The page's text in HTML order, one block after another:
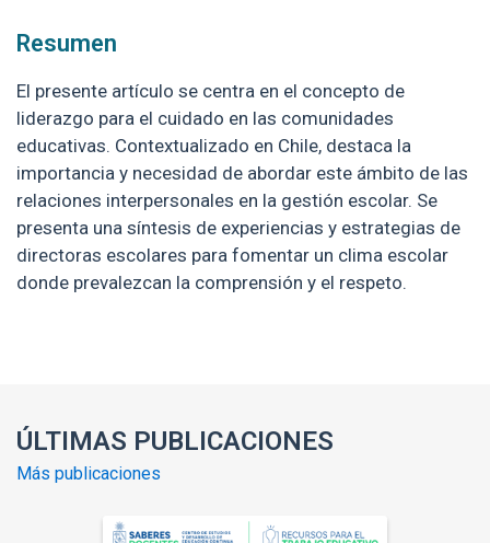
Resumen
El presente artículo se centra en el concepto de
liderazgo para el cuidado en las comunidades
educativas. Contextualizado en Chile, destaca la
importancia y necesidad de abordar este ámbito de las
relaciones interpersonales en la gestión escolar. Se
presenta una síntesis de experiencias y estrategias de
directoras escolares para fomentar un clima escolar
donde prevalezcan la comprensión y el respeto.
ÚLTIMAS PUBLICACIONES
Más publicaciones